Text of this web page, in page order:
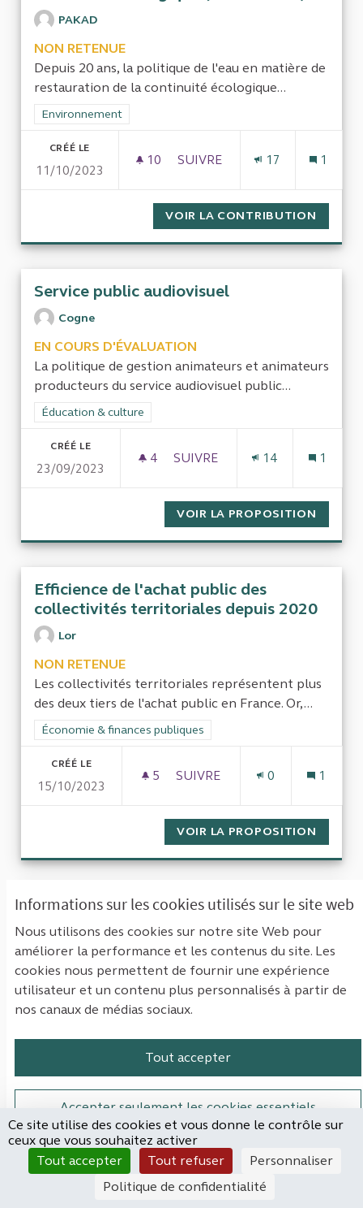
Informations sur les cookies utilisés sur le site web
Nous utilisons des cookies sur notre site Web pour
améliorer la performance et les contenus du site. Les
cookies nous permettent de fournir une expérience
utilisateur et un contenu plus personnalisés à partir de
nos canaux de médias sociaux.
Tout accepter
Accepter seulement les cookies essentiels
Paramètres
PAKAD
NON RETENUE
Depuis 20 ans, la politique de l'eau en matière de
restauration de la continuité écologique...
Filtrer les résultats de la catégorie : Environnement
Environnement
CRÉÉ LE
11/10/2023
10 10 ABONNÉS
SUIVRE
17 1
VOIR LA CONTRIBUTION
Service public audiovisuel
Cogne
EN COURS D'ÉVALUATION
La politique de gestion animateurs et animateurs
producteurs du service audiovisuel public...
Filtrer les résultats de la catégorie : Éducation & culture
Éducation & culture
CRÉÉ LE
23/09/2023
4 4 ABONNÉS
SUIVRE
14 1
VOIR LA PROPOSITION
Efficience de l'achat public des
collectivités territoriales depuis 2020
Lor
NON RETENUE
Les collectivités territoriales représentent plus
des deux tiers de l'achat public en France. Or,...
Filtrer les résultats de la catégorie : Économie & finances
Économie & finances publiques
CRÉÉ LE
15/10/2023
5 5 ABONNÉS
SUIVRE
0 1
VOIR LA PROPOSITION
Evaluation des politiques fiscales en
faveur des entreprises du CAC 40 vs
les coupes budgétaires dans le service
public (santé, social, école, etc)
LEON Philippe
Les Gouvernements successifs de ces dernières
décennies se targuent du "modèle social
français";...
Filtrer les résultats de la catégorie : Économie & finances
Économie & finances publiques
CRÉÉ LE
06/09/2023
32 32 ABONNÉS
SUIVRE
EVALUATION DES
Ce site utilise des cookies et vous donne le contrôle sur
ceux que vous souhaitez activer
Tout accepter
Tout refuser
Personnaliser
Politique de confidentialité